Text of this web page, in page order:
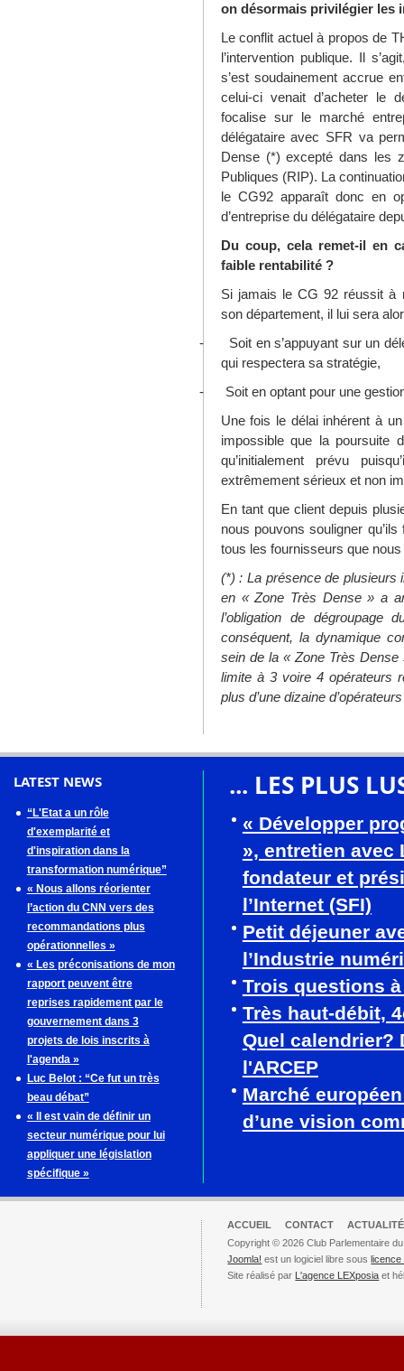
on désormais privilégier les
Le conflit actuel à propos de
l’intervention publique. Il
s’est soudainement accrue
celui-ci venait d’acheter le
focalise sur le marché
délégataire avec SFR va
Dense (*) excepté dans les
Publiques (RIP). La
le CG92 apparaît donc en
d’entreprise du délégataire
Du coup, cela remet-il en
faible rentabilité ?
Si jamais le CG 92 réussit à
son département, il lui sera
-
Soit en s’appuyant sur un
qui respectera sa stratégie,
-
Soit en optant pour une
Une fois le délai inhérent à
impossible que la poursuite
qu’initialement prévu
extrêmement sérieux et non
En tant que client depuis
nous pouvons souligner
tous les fournisseurs que
(*) : La présence de plusieurs
en « Zone Très Dense » a
l’obligation de
conséquent, la dynamique
sein de la « Zone Très
limite à 3 voire 4 opérateurs
plus d’une dizaine
LATEST NEWS
“L'Etat a un rôle
d'exemplarité et
d'inspiration dans la
transformation numérique”
« Nous allons réorienter
l’action du CNN vers des
recommandations plus
opérationnelles »
« Les préconisations de mon
rapport peuvent être
reprises rapidement par le
gouvernement dans 3
projets de lois inscrits à
l'agenda »
Luc Belot : “Ce fut un très
beau débat”
« Il est vain de définir un
secteur numérique pour lui
appliquer une législation
spécifique »
... LES PLUS
« Développer
», entretien avec
fondateur et
l’Internet (SFI)
Petit déjeuner
l’Industrie
Trois questions
Très haut-débit,
Quel calendrier?
l'ARCEP
Marché
d’une vision
ACCUEIL CONTACT
Copyright © 2026 Club Parlementaire
Joomla! est un logiciel libre souslicence
Site réalisé par L'agence LEXposia et